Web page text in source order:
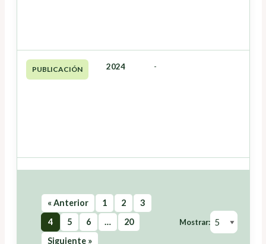
PUBLICACIÓN 2024 -
« Anterior 1 2
3
4
5 6 …
20
Siguiente »
Mostrar: